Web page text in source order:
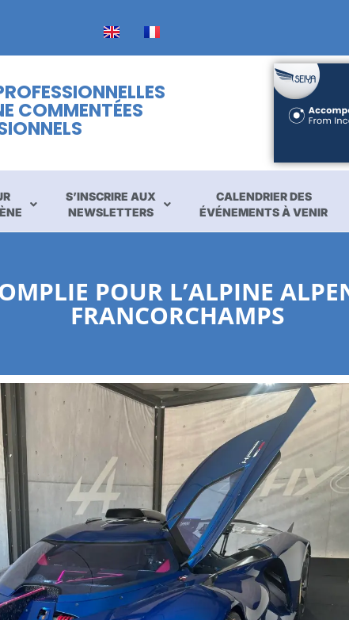
COMMENTÉES
S’INSCRIRE AUX
NEWSLETTERS
CALENDRIER DES
ÉVÉNEMENTS À VENIR
POUR L’ALPINE
FRANCORCHAMPS